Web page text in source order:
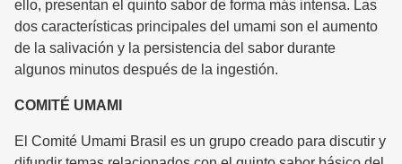
ello, presentan el quinto sabor de forma más intensa. Las
dos características principales del umami son el aumento
de la salivación y la persistencia del sabor durante
algunos minutos después de la ingestión.
COMITÉ UMAMI
El Comité Umami Brasil es un grupo creado para discutir y